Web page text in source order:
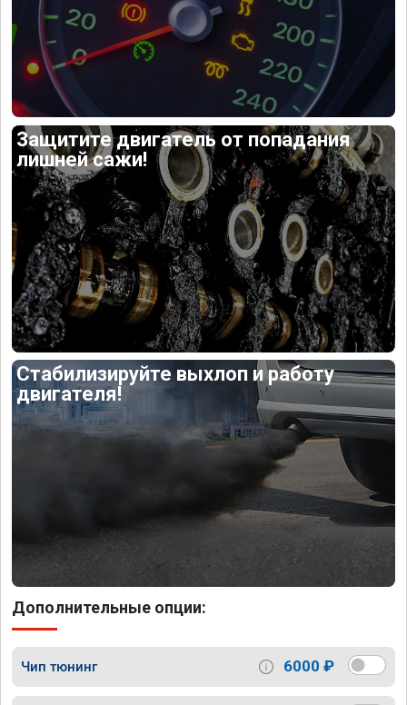
Защитите двигатель от попадания
лишней сажи!
Стабилизируйте выхлоп и работу
двигателя!
Дополнительные опции:
Чип тюнинг 6000 ₽